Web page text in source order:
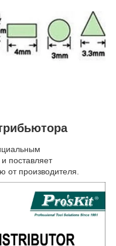
поставляет
от производителя.